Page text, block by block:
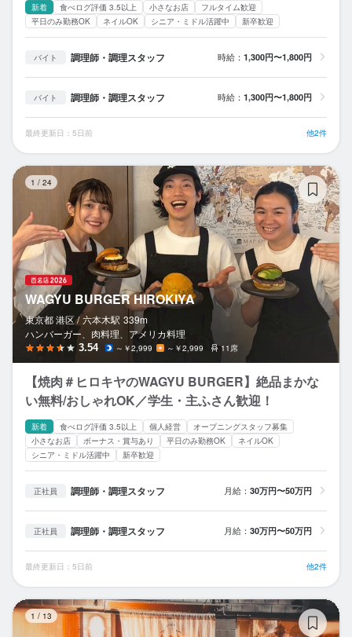
新着 食べログ評価 3.5以上 小さなお店
フルタイム歓迎
平日のみ勤務OK
ネイルOK シニア・ミドル活躍中 新卒歓迎
バイト 調理師・調理スタッフ 時給： 1,300円〜1,800円
バイト 調理師・調理スタッフ 時給： 1,300円〜1,800円
最終更新日：5日前 他2件
1 / 24
WAGYU BURGER HIROKIYA
東京都 港区 / 六本木駅 339m
ハンバーガー、肉料理、アメリカ料理
3.54 ～￥2,999 ～￥2,999 11席
【焼肉＃ヒロキヤのWAGYU BURGER】絶品まかな
い無料/おしゃれOK／学生・主ふさん歓迎！
新着 食べログ評価 3.5以上 個人経営
オープニングスタッフ募集
小さなお店
ボーナス・賞与あり 平日のみ勤務OK
ネイルOK
シニア・ミドル活躍中
新卒歓迎
正社員 調理師・調理スタッフ 月給： 30万円〜50万円
正社員 調理師・調理スタッフ 月給： 30万円〜50万円
最終更新日：5日前 他2件
1 / 13